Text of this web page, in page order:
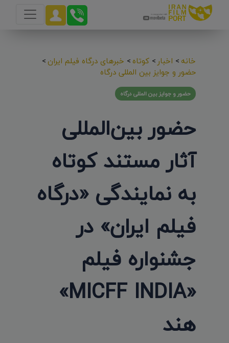
خانه> اخبار> کوتاه> خبرهای درگاه فیلم ایران>
حضور و جوایز بین المللی درگاه
حضور و جوایز بین المللی درگاه
حضور بین‌‌المللی
آثار مستند کوتاه
به نمایندگی «درگاه
فیلم ایران» در
جشنواره فیلم
«MICFF INDIA»
هند